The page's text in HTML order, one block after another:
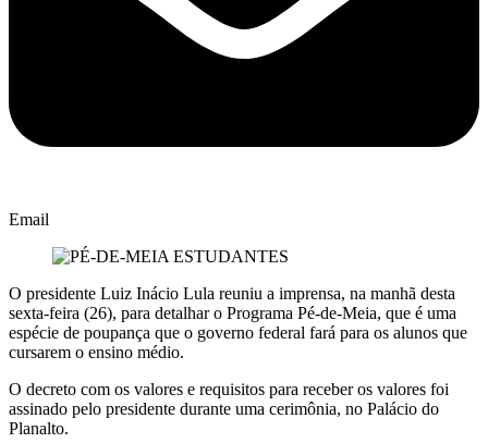
Email
O presidente Luiz Inácio Lula reuniu a imprensa, na manhã desta
sexta-feira (26), para detalhar o Programa Pé-de-Meia, que é uma
espécie de poupança que o governo federal fará para os alunos que
cursarem o ensino médio.
O decreto com os valores e requisitos para receber os valores foi
assinado pelo presidente durante uma cerimônia, no Palácio do
Planalto.